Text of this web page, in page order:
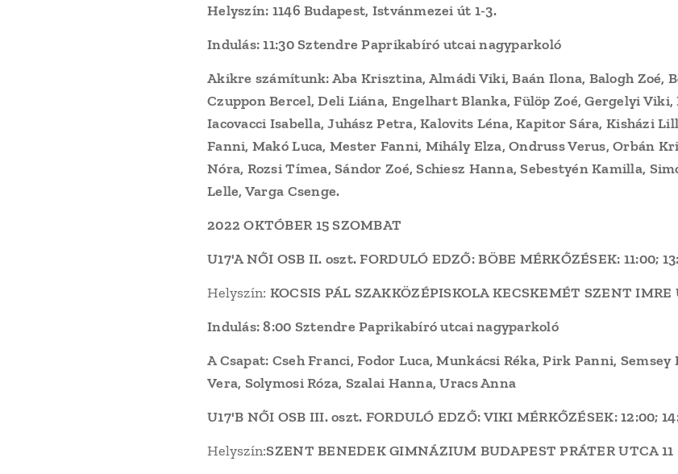
Helyszín: 1146 Budapest, Istvánmezei út 1-3.
Indulás: 11:30 Sztendre Paprikabíró utcai nagyparkoló
Akikre számítunk: Aba Krisztina, Almádi Viki, Baán Ilona, Balogh Zoé,
Czuppon Bercel, Deli Liána, Engelhart Blanka, Fülöp Zoé, Gergelyi
Iacovacci Isabella, Juhász Petra, Kalovits Léna, Kapitor Sára, Kisházi
Fanni, Makó Luca, Mester Fanni, Mihály Elza, Ondruss Verus, Orbán
Nóra, Rozsi Tímea, Sándor Zoé, Schiesz Hanna, Sebestyén Kamilla,
Lelle, Varga Csenge.
2022 OKTÓBER 15 SZOMBAT
U17'A NŐI OSB II. oszt. FORDULÓ EDZŐ: BÖBE MÉRKŐZÉSEK: 11:00;
Helyszín: KOCSIS PÁL SZAKKÖZÉPISKOLA KECSKEMÉT SZENT IMRE
Indulás: 8:00 Sztendre Paprikabíró utcai nagyparkoló
A Csapat: Cseh Franci, Fodor Luca, Munkácsi Réka, Pirk Panni, Semsey
Vera, Solymosi Róza, Szalai Hanna, Uracs Anna
U17'B NŐI OSB III. oszt. FORDULÓ EDZŐ: VIKI MÉRKŐZÉSEK: 12:00;
Helyszín:SZENT BENEDEK GIMNÁZIUM BUDAPEST PRÁTER UTCA 11